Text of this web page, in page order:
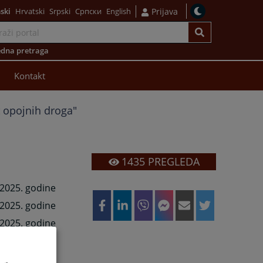
Hrvatski Srpski Српски English Prijava
pretraga
Kontakt
droga"
godine
godine
godine
godine
1435PREGLEDA